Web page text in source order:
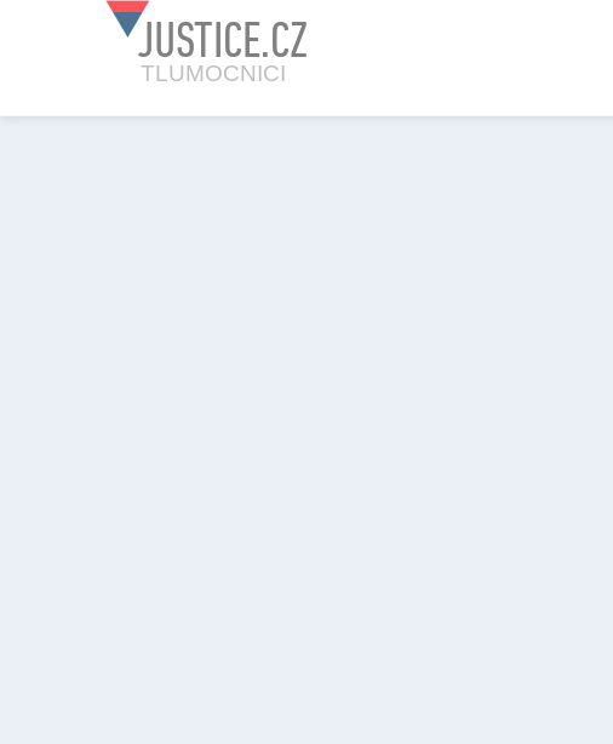
JUSTICE.CZ
TLUMOCNICI